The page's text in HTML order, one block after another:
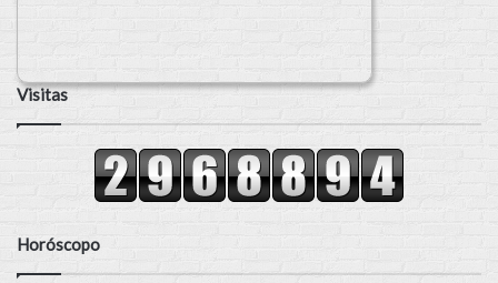
Visitas
Horóscopo